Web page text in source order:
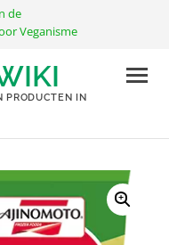
de
Veganisme
PRODUCTEN IN